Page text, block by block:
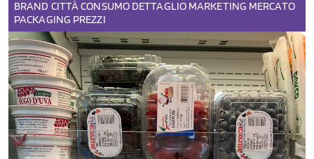
BRAND CITTÀCONSUMO DETTAGLIO MARKETING MERCATO
PACKAGING PREZZI